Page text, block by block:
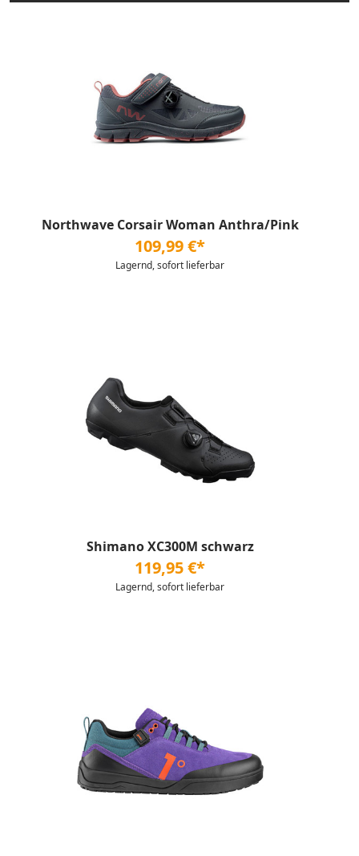
Northwave Corsair Woman Anthra/Pink
109,99 €*
Lagernd, sofort lieferbar
Shimano XC300M schwarz
119,95 €*
Lagernd, sofort lieferbar